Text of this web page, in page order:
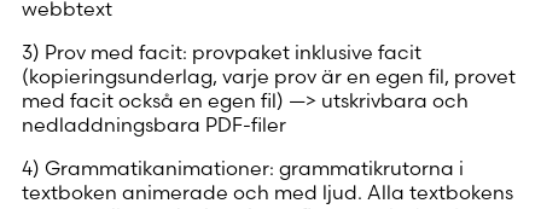
webbtext
3) Prov med facit: provpaket inklusive facit
(kopieringsunderlag, varje prov är en egen fil, provet
med facit också en egen fil) —> utskrivbara och
nedladdningsbara PDF-filer
4) Grammatikanimationer: grammatikrutorna i
textboken animerade och med ljud. Alla textbokens